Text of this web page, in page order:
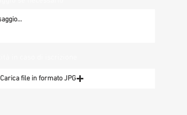
Carica file in formato JPG